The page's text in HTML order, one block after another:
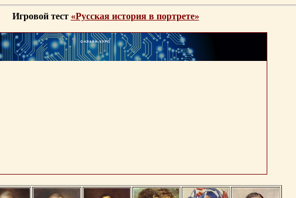
Игровой тест «Русская история в портрете»